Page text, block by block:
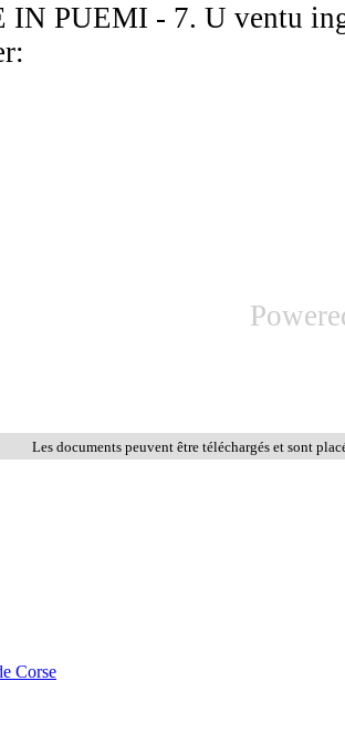
PUEMI - 7. U ventu
Les documents peuvent être téléchargés et sont